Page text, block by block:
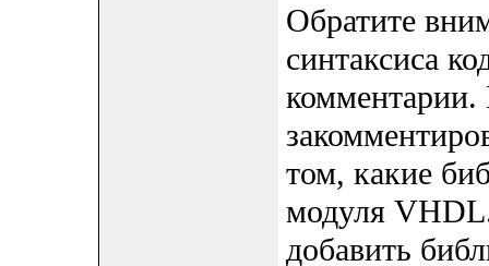
Обратите
синтаксиса
том, какие
модуля
добавить